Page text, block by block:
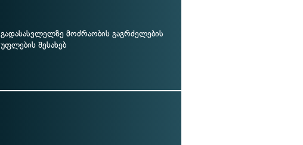
გადასასვლელზე მოძრაობის გაგრძელების
უფლების შესახებ